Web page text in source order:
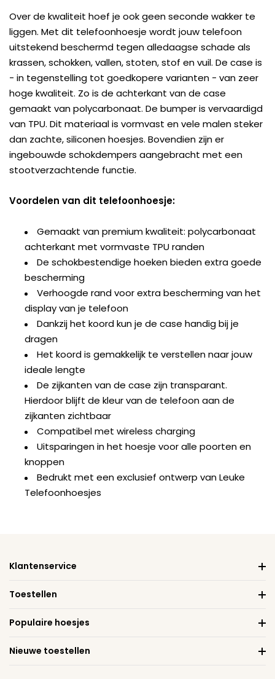
Over de kwaliteit hoef je ook geen seconde wakker te
liggen. Met dit telefoonhoesje wordt jouw telefoon
uitstekend beschermd tegen alledaagse schade als
krassen, schokken, vallen, stoten, stof en vuil. De case is
- in tegenstelling tot goedkopere varianten - van zeer
hoge kwaliteit. Zo is de achterkant van de case
gemaakt van polycarbonaat. De bumper is vervaardigd
van TPU. Dit materiaal is vormvast en vele malen steker
dan zachte, siliconen hoesjes. Bovendien zijn er
ingebouwde schokdempers aangebracht met een
stootverzachtende functie.
Voordelen van dit telefoonhoesje:
Gemaakt van premium kwaliteit: polycarbonaat
achterkant met vormvaste TPU randen
De schokbestendige hoeken bieden extra goede
bescherming
Verhoogde rand voor extra bescherming van het
display van je telefoon
Dankzij het koord kun je de case handig bij je
dragen
Het koord is gemakkelijk te verstellen naar jouw
ideale lengte
De zijkanten van de case zijn transparant.
Hierdoor blijft de kleur van de telefoon aan de
zijkanten zichtbaar
Compatibel met wireless charging
Uitsparingen in het hoesje voor alle poorten en
knoppen
Bedrukt met een exclusief ontwerp van Leuke
Telefoonhoesjes
Klantenservice
Toestellen
Populaire hoesjes
Nieuwe toestellen